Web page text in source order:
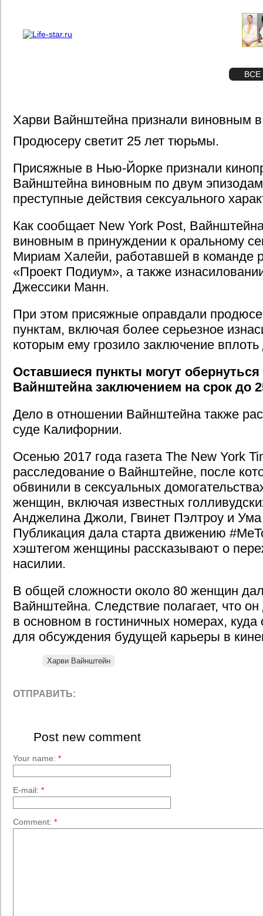
ВСЕ
Харви Вайнштейна признали виновным
Продюсеру светит 25 лет тюрьмы.
Присяжные в Нью-Йорке признали
Вайнштейна виновным по двум
преступные действия сексуального
Как сообщает New York Post,
виновным в принуждении к оральному
Мириам Халейи, работавшей в команде
«Проект Подиум», а также
Джессики Манн.
При этом присяжные оправдали
пунктам, включая более серьезное
которым ему грозило заключение
Оставшиеся пункты могут обернуться
Вайнштейна заключением на срок до
Дело в отношении Вайнштейна также
суде Калифорнии.
Осенью 2017 года газета The New York
расследование о Вайнштейне, после
обвинили в сексуальных
женщин, включая известных
Анджелина Джоли, Гвинет Пэлтроу и
Публикация дала старта движению
хэштегом женщины рассказывают о
насилии.
В общей сложности около 80 женщин
Вайнштейна. Следствие полагает, что
в основном в гостиничных номерах,
для обсуждения будущей карьеры в
Харви Вайнштейн
ОТПРАВИТЬ:
Post new comment
Your name: *
E-mail: *
Comment: *